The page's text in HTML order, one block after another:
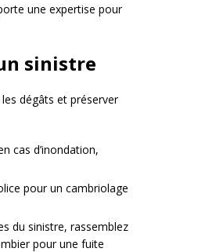
une expertise pour
sinistre
dégâts et préserver
cas d’inondation,
pour un cambriolage
du sinistre, rassemblez
pour une fuite